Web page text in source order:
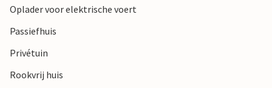
Oplader voor elektrische voert
Passiefhuis
Privétuin
Rookvrij huis